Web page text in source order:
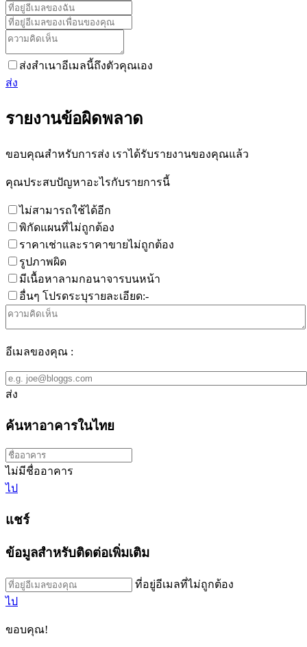
ส่งสำเนาอีเมลนี้ถึงตัวคุณเอง
ส่ง
รายงานข้อผิดพลาด
ขอบคุณสำหรับการส่ง เราได้รับรายงานของคุณแล้ว
คุณประสบปัญหาอะไรกับรายการนี้
ไม่สามารถใช้ได้อีก
พิกัดแผนที่ไม่ถูกต้อง
ราคาเช่าและราคาขายไม่ถูกต้อง
รูปภาพผิด
มีเนื้อหาลามกอนาจารบนหน้า
อื่นๆ โปรดระบุรายละเอียด:-
อีเมลของคุณ :
ส่ง
ค้นหาอาคารในไทย
ไม่มีชื่ออาคาร
ไป
แชร์
ข้อมูลสำหรับติดต่อเพิ่มเติม
ที่อยู่อีเมลที่ไม่ถูกต้อง
ไป
ขอบคุณ!